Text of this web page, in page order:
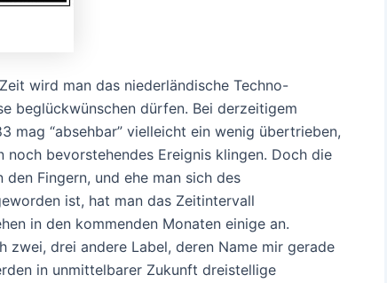
wird man das niederländische Techno-
beglückwünschen dürfen. Bei derzeitigem
mag “absehbar” vielleicht ein wenig übertrieben,
bevorstehendes Ereignis klingen. Doch die
Fingern, und ehe man sich des
ist, hat man das Zeitintervall
in den kommenden Monaten einige an.
zwei, drei andere Label, deren Name mir gerade
in unmittelbarer Zukunft dreistellige